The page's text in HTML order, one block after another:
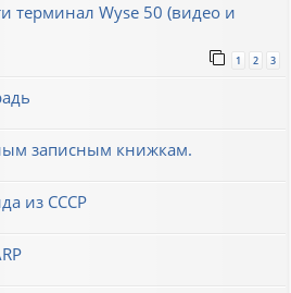
терминал Wyse 50 (видео и
1 2 3
записным книжкам.
из СССР